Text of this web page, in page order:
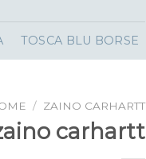
TOSCA BLU BORSE
/ ZAINO CARHARTT
carhartt